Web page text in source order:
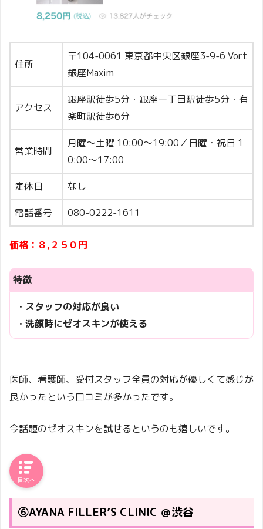
住所
〒104-0061 東京都中央区銀座3-9-6 Vort
銀座Maxim
アクセス
銀座駅徒歩5分・銀座一丁目駅徒歩5分・有
楽町駅徒歩6分
営業時間
月曜～土曜 10:00～19:00／日曜・祝日 1
0:00～17:00
定休日 なし
電話番号 080-0222-1611
価格：８,２５０円
特徴
・スタッフの対応が良い
・洗顔時にゼオスキンが使える
医師、看護師、受付スタッフ全員の対応が優しくて感じが
良かったという口コミが多かったです。
今話題のゼオスキンを試せるというのも嬉しいです。
⑥AYANA FILLER’S CLINIC ＠渋谷
目次へ